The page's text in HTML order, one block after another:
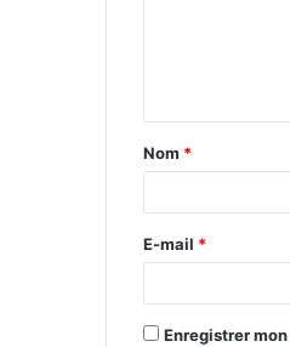
Nom *
E-mail *
Enregistrer